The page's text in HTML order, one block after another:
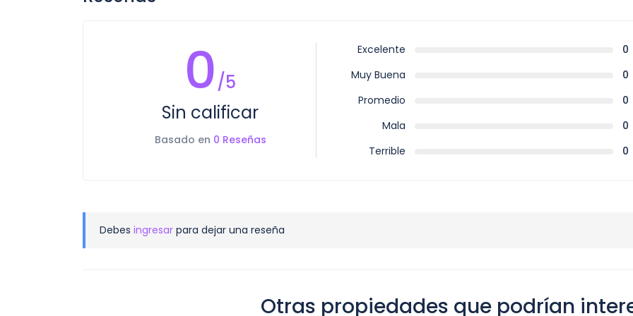
0/5
Sin calificar
Basado en 0 Reseñas
Excelente
0
Muy Buena
0
Promedio
0
Mala
0
Terrible
0
Debes ingresar para dejar una reseña
Otras propiedades que podrían